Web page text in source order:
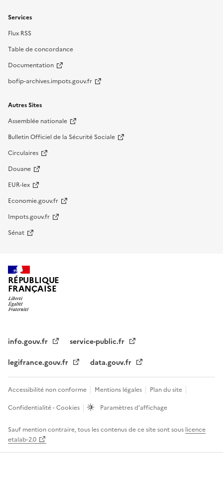
Services
Flux RSS
Table de concordance
Documentation
bofip-archives.impots.gouv.fr
Autres Sites
Assemblée nationale
Bulletin Officiel de la Sécurité Sociale
Circulaires
Douane
EUR-lex
Economie.gouv.fr
Impots.gouv.fr
Sénat
RÉPUBLIQUE
FRANÇAISE
info.gouv.fr
service-public.fr
legifrance.gouv.fr
data.gouv.fr
Accessibilité non conforme Mentions légales
Plan du site
Confidentialité - Cookies
Paramètres d'affichage
Sauf mention contraire, tous les contenus de ce site sont sous licence
etalab-2.0